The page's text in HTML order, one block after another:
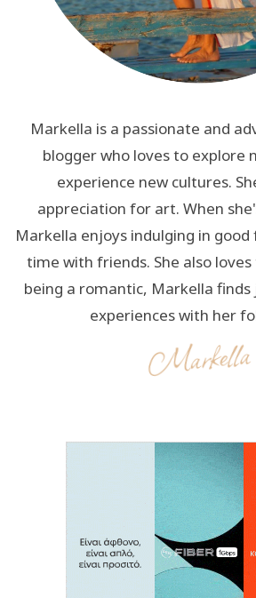
Markella is a passionate and
blogger who loves to explore
experience new cultures.
appreciation for art. When
Markella enjoys indulging in good
time with friends. She also
being a romantic, Markella finds
experiences with her